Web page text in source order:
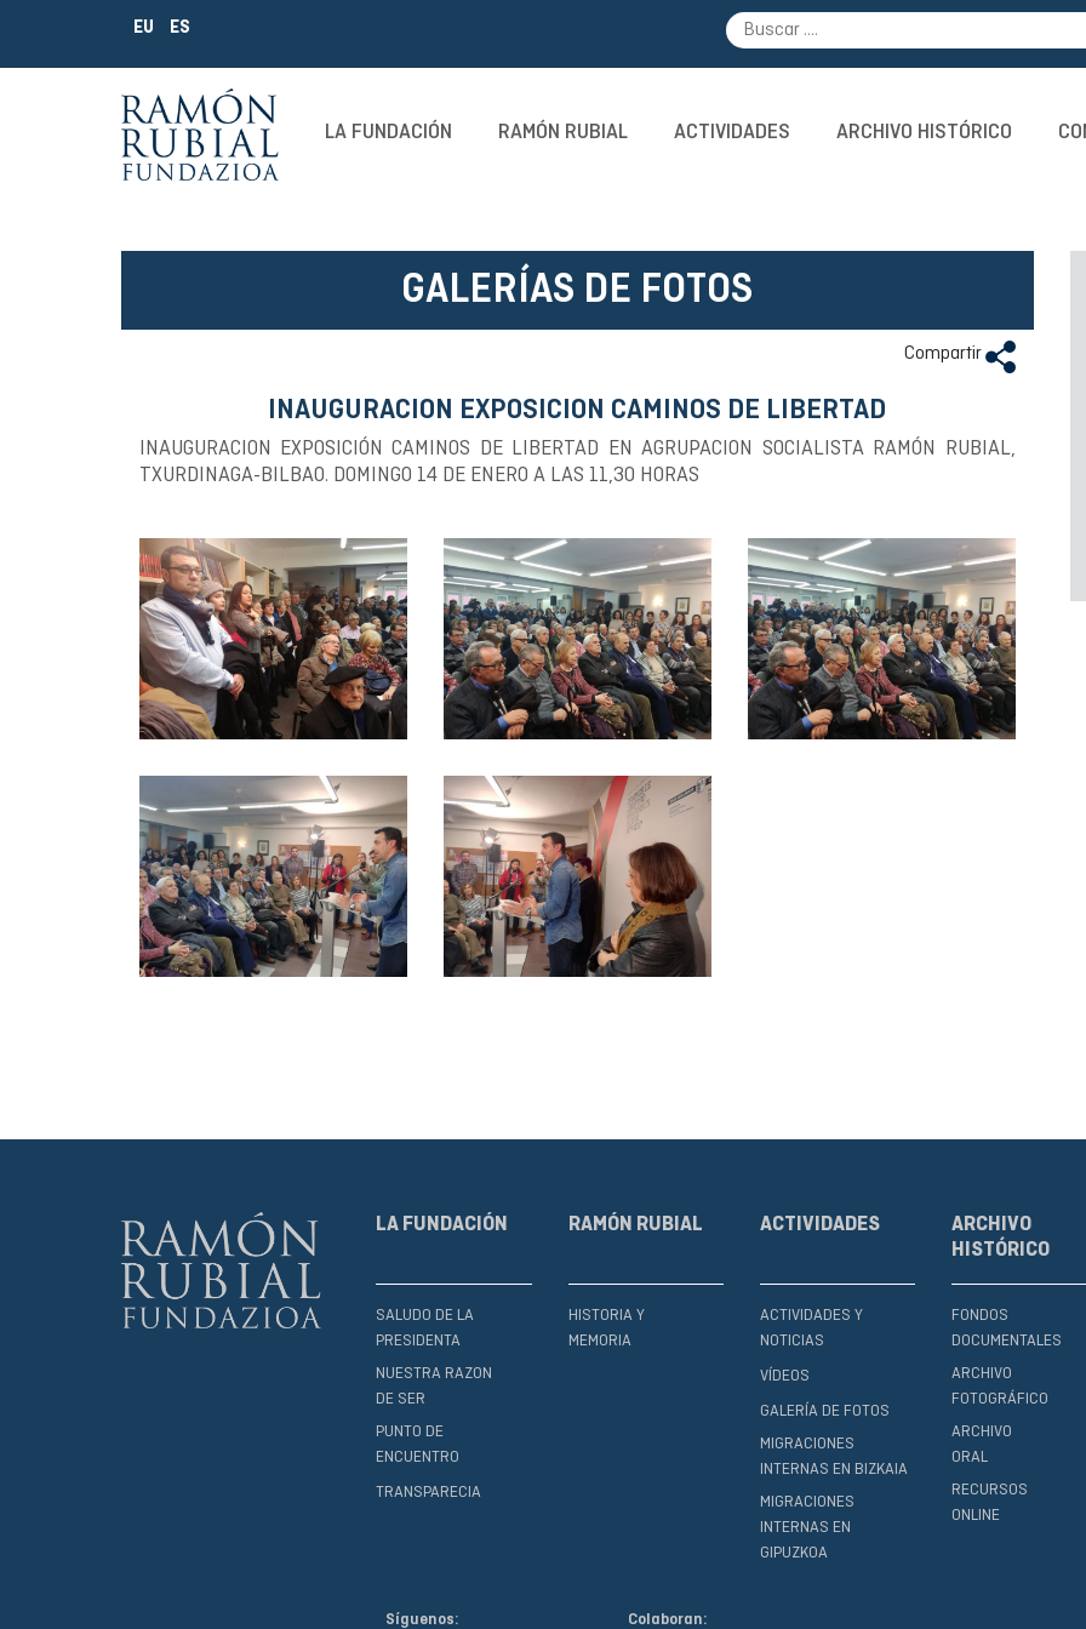
EU ES
LA FUNDACIÓN RAMÓN RUBIAL ACTIVIDADES ARCHIVO HISTÓRICO
GALERÍAS DE FOTOS
Compartir
INAUGURACION EXPOSICION CAMINOS DE LIBERTAD
INAUGURACION EXPOSICIÓN CAMINOS DE LIBERTAD EN AGRUPACION SOCIALISTA RAMÓN RUBIAL,
TXURDINAGA-BILBAO. DOMINGO 14 DE ENERO A LAS 11,30 HORAS
LA FUNDACIÓN
SALUDO DE LA
PRESIDENTA
NUESTRA RAZON
DE SER
PUNTO DE
ENCUENTRO
TRANSPARECIA
RAMÓN RUBIAL
HISTORIA Y
MEMORIA
ACTIVIDADES
ACTIVIDADES Y
NOTICIAS
VÍDEOS
GALERÍA DE FOTOS
MIGRACIONES
INTERNAS EN BIZKAIA
MIGRACIONES
INTERNAS EN
GIPUZKOA
ARCHIVO
HISTÓRICO
FONDOS
DOCUMENTALES
ARCHIVO
FOTOGRÁFICO
ARCHIVO
ORAL
RECURSOS
ONLINE
Síguenos: Colaboran: